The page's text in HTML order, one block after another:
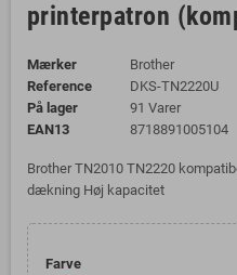
printerpatron
Mærker
Brother
Reference
DKS-TN2220U
På lager
91 Varer
EAN13
8718891005104
Brother TN2010 TN2220
dækning Høj kapacitet
Farve